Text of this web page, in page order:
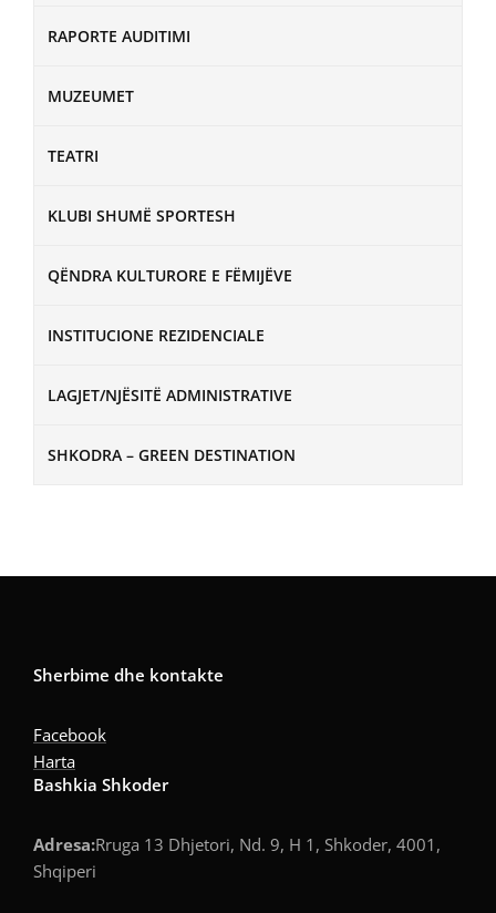
RAPORTE AUDITIMI
MUZEUMET
TEATRI
KLUBI SHUMË SPORTESH
QËNDRA KULTURORE E FËMIJËVE
INSTITUCIONE REZIDENCIALE
LAGJET/NJËSITË ADMINISTRATIVE
SHKODRA – GREEN DESTINATION
Sherbime dhe kontakte
Facebook
Harta
Bashkia Shkoder
Adresa:Rruga 13 Dhjetori, Nd. 9, H 1, Shkoder, 4001,
Shqiperi